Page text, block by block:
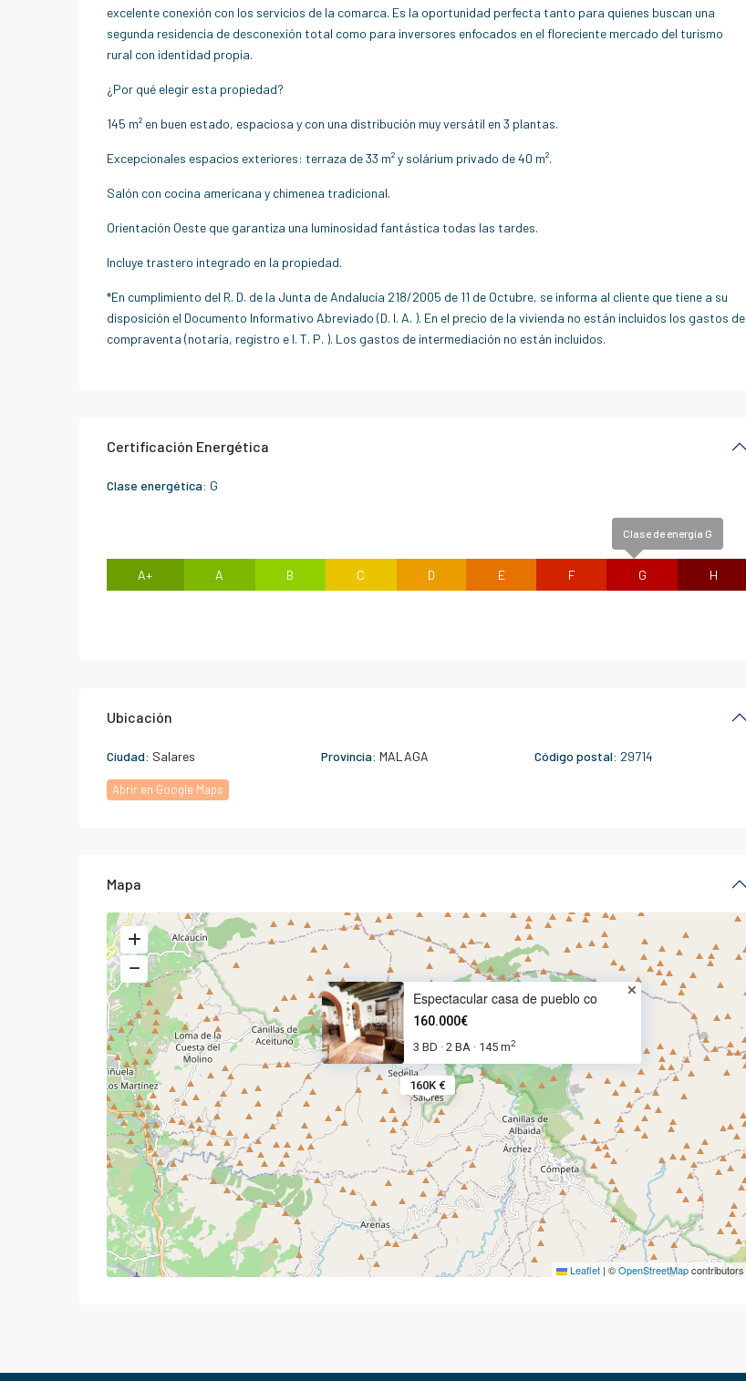
excelente conexión con los servicios de la comarca. Es la oportunidad perfecta tanto para quienes buscan una
segunda residencia de desconexión total como para inversores enfocados en el floreciente mercado del turismo
rural con identidad propia.
¿Por qué elegir esta propiedad?
145 m² en buen estado, espaciosa y con una distribución muy versátil en 3 plantas.
Excepcionales espacios exteriores: terraza de 33 m² y solárium privado de 40 m².
Salón con cocina americana y chimenea tradicional.
Orientación Oeste que garantiza una luminosidad fantástica todas las tardes.
Incluye trastero integrado en la propiedad.
*En cumplimiento del R. D. de la Junta de Andalucía 218/2005 de 11 de Octubre, se informa al cliente que tiene a su
disposición el Documento Informativo Abreviado (D. I. A. ). En el precio de la vivienda no están incluidos los gastos de
compraventa (notaría, registro e I. T. P. ). Los gastos de intermediación no están incluidos.
Certificación Energética
Clase energética: G
A+ A B C D E F
Clase de energía G
G H
Ubicación
Ciudad: Salares Provincia: MALAGA Código postal: 29714
Abrir en Google Maps
Mapa
160K €
Espectacular casa de pueblo co
160.000€
3 BD · 2 BA · 145 m2
Leaflet | ©OpenStreetMapcontributors